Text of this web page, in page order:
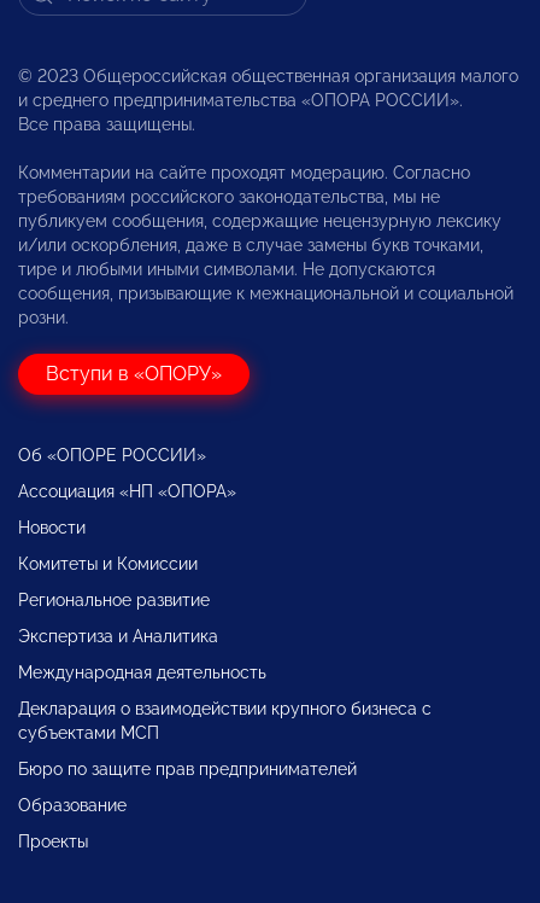
© 2023 Общероссийская общественная организация малого
и среднего предпринимательства «ОПОРА РОССИИ».
Все права защищены.
Комментарии на сайте проходят модерацию. Согласно
требованиям российского законодательства, мы не
публикуем сообщения, содержащие нецензурную лексику
и/или оскорбления, даже в случае замены букв точками,
тире и любыми иными символами. Не допускаются
сообщения, призывающие к межнациональной и социальной
розни.
Вступи в «ОПОРУ»
Об «ОПОРЕ РОССИИ»
Ассоциация «НП «ОПОРА»
Новости
Комитеты и Комиссии
Региональное развитие
Экспертиза и Аналитика
Международная деятельность
Декларация о взаимодействии крупного бизнеса с
субъектами МСП
Бюро по защите прав предпринимателей
Образование
Проекты